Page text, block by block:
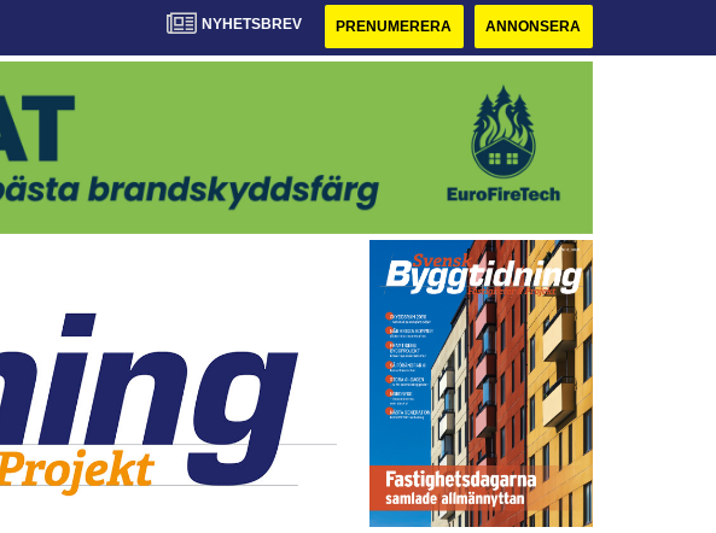
NYHETSBREV PRENUMERERA ANNONSERA